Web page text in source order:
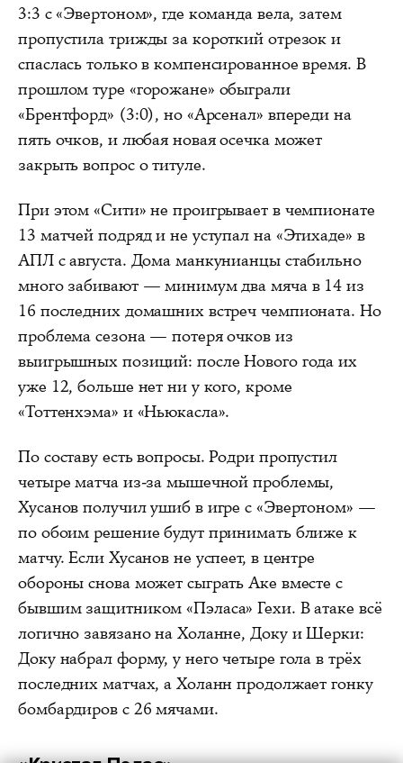
3:3 с «Эвертоном», где команда вела, затем
пропустила трижды за короткий отрезок и
спаслась только в компенсированное время. В
прошлом туре «горожане» обыграли
«Брентфорд» (3:0), но «Арсенал» впереди на
пять очков, и любая новая осечка может
закрыть вопрос о титуле.
При этом «Сити» не проигрывает в чемпионате
13 матчей подряд и не уступал на «Этихаде» в
АПЛ с августа. Дома манкунианцы стабильно
много забивают — минимум два мяча в 14 из
16 последних домашних встреч чемпионата. Но
проблема сезона — потеря очков из
выигрышных позиций: после Нового года их
уже 12, больше нет ни у кого, кроме
«Тоттенхэма» и «Ньюкасла».
По составу есть вопросы. Родри пропустил
четыре матча из-за мышечной проблемы,
Хусанов получил ушиб в игре с «Эвертоном» —
по обоим решение будут принимать ближе к
матчу. Если Хусанов не успеет, в центре
обороны снова может сыграть Аке вместе с
бывшим защитником «Пэласа» Гехи. В атаке всё
логично завязано на Холанне, Доку и Шерки:
Доку набрал форму, у него четыре гола в трёх
последних матчах, а Холанн продолжает гонку
бомбардиров с 26 мячами.